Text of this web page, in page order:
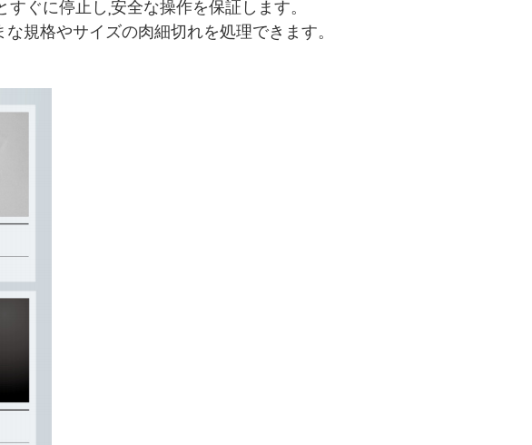
ぐに停止し,安全な操作を保証します。
規格やサイズの肉細切れを処理できます。